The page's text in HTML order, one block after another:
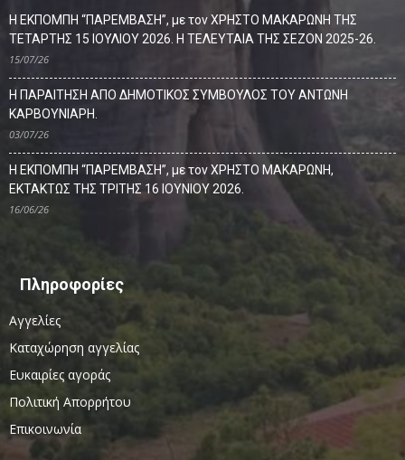
Η ΕΚΠΟΜΠΗ “ΠΑΡΕΜΒΑΣΗ”, με τον ΧΡΗΣΤΟ ΜΑΚΑΡΩΝΗ ΤΗΣ
ΤΕΤΑΡΤΗΣ 15 ΙΟΥΛΙΟΥ 2026. Η ΤΕΛΕΥΤΑΙΑ ΤΗΣ ΣΕΖΟΝ 2025-26.
15/07/26
Η ΠΑΡΑΙΤΗΣΗ ΑΠΟ ΔΗΜΟΤΙΚΟΣ ΣΥΜΒΟΥΛΟΣ ΤΟΥ ΑΝΤΩΝΗ
ΚΑΡΒΟΥΝΙΑΡΗ.
03/07/26
Η ΕΚΠΟΜΠΗ “ΠΑΡΕΜΒΑΣΗ”, με τον ΧΡΗΣΤΟ ΜΑΚΑΡΩΝΗ,
ΕΚΤΑΚΤΩΣ ΤΗΣ ΤΡΙΤΗΣ 16 ΙΟΥΝΙΟΥ 2026.
16/06/26
Πληροφορίες
Αγγελίες
Καταχώρηση αγγελίας
Ευκαιρίες αγοράς
Πολιτική Απορρήτου
Επικοινωνία